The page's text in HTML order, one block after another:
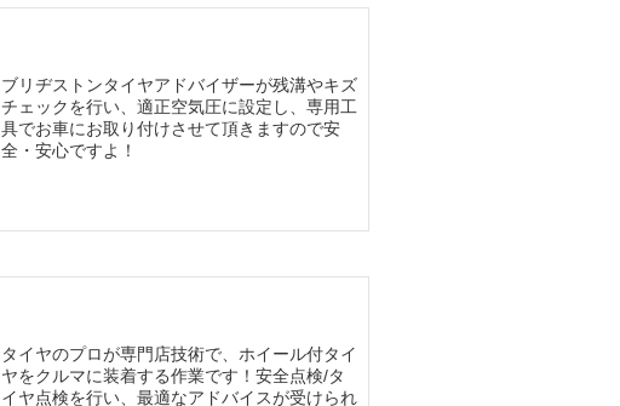
ブリヂストンタイヤアドバイザーが残溝やキズ
チェックを行い、適正空気圧に設定し、専用工
具でお車にお取り付けさせて頂きますので安
全・安心ですよ！
タイヤのプロが専門店技術で、ホイール付タイ
ヤをクルマに装着する作業です！安全点検/タ
イヤ点検を行い、最適なアドバイスが受けられ